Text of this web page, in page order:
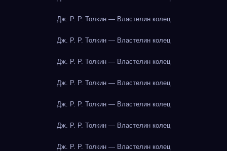
Дж. Р. Р. Толкин — Властелин колец
Дж. Р. Р. Толкин — Властелин колец
Дж. Р. Р. Толкин — Властелин колец
Дж. Р. Р. Толкин — Властелин колец
Дж. Р. Р. Толкин — Властелин колец
Дж. Р. Р. Толкин — Властелин колец
Дж. Р. Р. Толкин — Властелин колец